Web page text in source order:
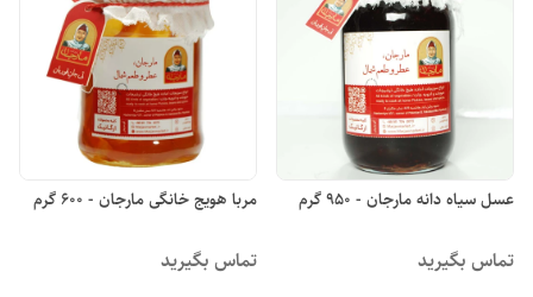
عسل سیاه دانه مارجان - 950 گرم
تماس بگیرید
مربا هویج خانگی مارجان - 600 گرم
تماس بگیرید